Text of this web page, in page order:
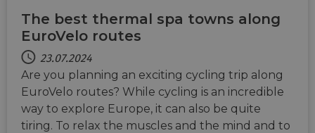
The best thermal spa towns along
EuroVelo routes
23.07.2024
Are you planning an exciting cycling trip along
EuroVelo routes? While cycling is an incredible
way to explore Europe, it can also be quite
tiring. To relax the muscles and the mind and to